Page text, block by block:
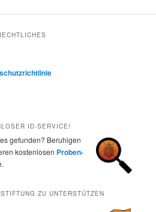
ID-SERVICE!
gefunden? Beruhigen
kostenlosen Proben-
ZU UNTERSTÜTZEN